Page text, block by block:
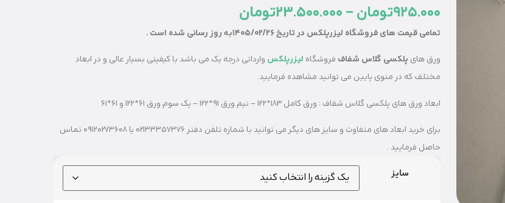
در
مشتری
925.000تومان –
23.500.000تومان
تمامی قیمت های فروشگاه لیزرپلکس در تاریخ 1405/02/26به روز رسانی شده است .
ورق های پلکسی گلاس شفاف فروشگاه لیزرپلکس وارداتی درجه یک می باشد با کیفیتی بسیار عالی و در ابعاد
مختلف که در منوی پایین می توانید مشاهده فرمایید.
ابعاد ورق های پلکسی گلاس شفاف : ورق کامل 183*122 – نیم ورق 91*122 – یک سوم ورق 61*122 و 61*61
برای خرید ابعاد های متفاوت و سایز های دیگر می توانید با شماره تلفن دفتر 02133357376 یا 09120273608 تماس
حاصل فرمایید .
سایز